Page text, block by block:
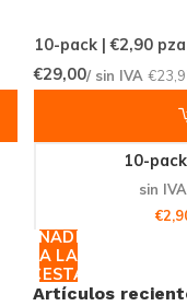
su formato
la elección perfecta
experiencia de
Aprovecha esta
sensaciones y
de nicotina.
usuarios confían en
necesidades de
10-pack | €2,90pza
€29,00/ sin IVA
10-
sin
AÑADIR
A LA
CESTA
Artículos